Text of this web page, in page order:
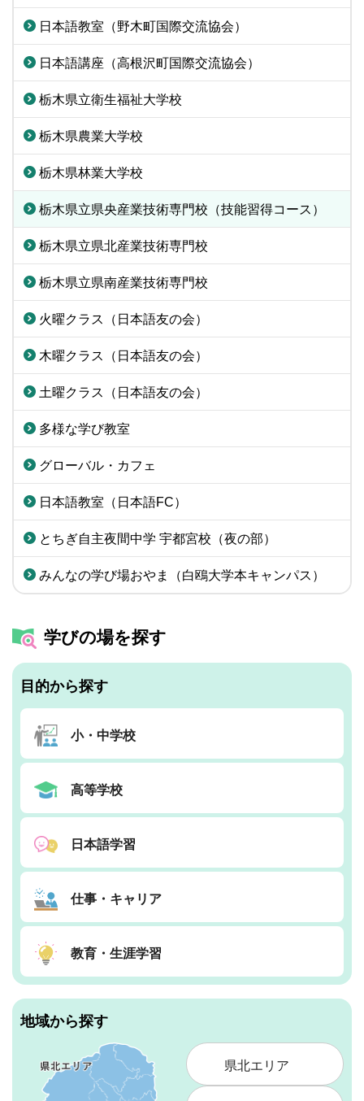
日本語教室（野木町国際交流協会）
日本語講座（高根沢町国際交流協会）
栃木県立衛生福祉大学校
栃木県農業大学校
栃木県林業大学校
栃木県立県央産業技術専門校（技能習得コース）
栃木県立県北産業技術専門校
栃木県立県南産業技術専門校
火曜クラス（日本語友の会）
木曜クラス（日本語友の会）
土曜クラス（日本語友の会）
多様な学び教室
グローバル・カフェ
日本語教室（日本語FC）
とちぎ自主夜間中学 宇都宮校（夜の部）
みんなの学び場おやま（白鴎大学本キャンパス）
学びの場を探す
目的から探す
小・中学校
高等学校
日本語学習
仕事・キャリア
教育・生涯学習
地域から探す
県北エリア